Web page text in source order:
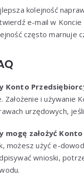
kolejność
e-mail w Koncie
często marnuje
Konto
Założenie i używanie
urzędowych,
mogę założyć
możesz użyć e-
wnioski,